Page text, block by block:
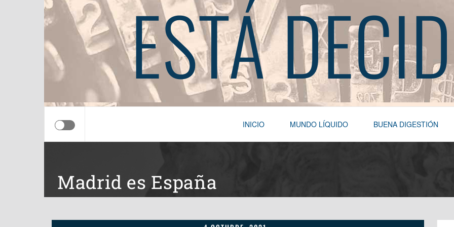
ESTÁ
INICIO MUNDO LÍQUIDO BUENA DIGESTIÓN
Madrid es España